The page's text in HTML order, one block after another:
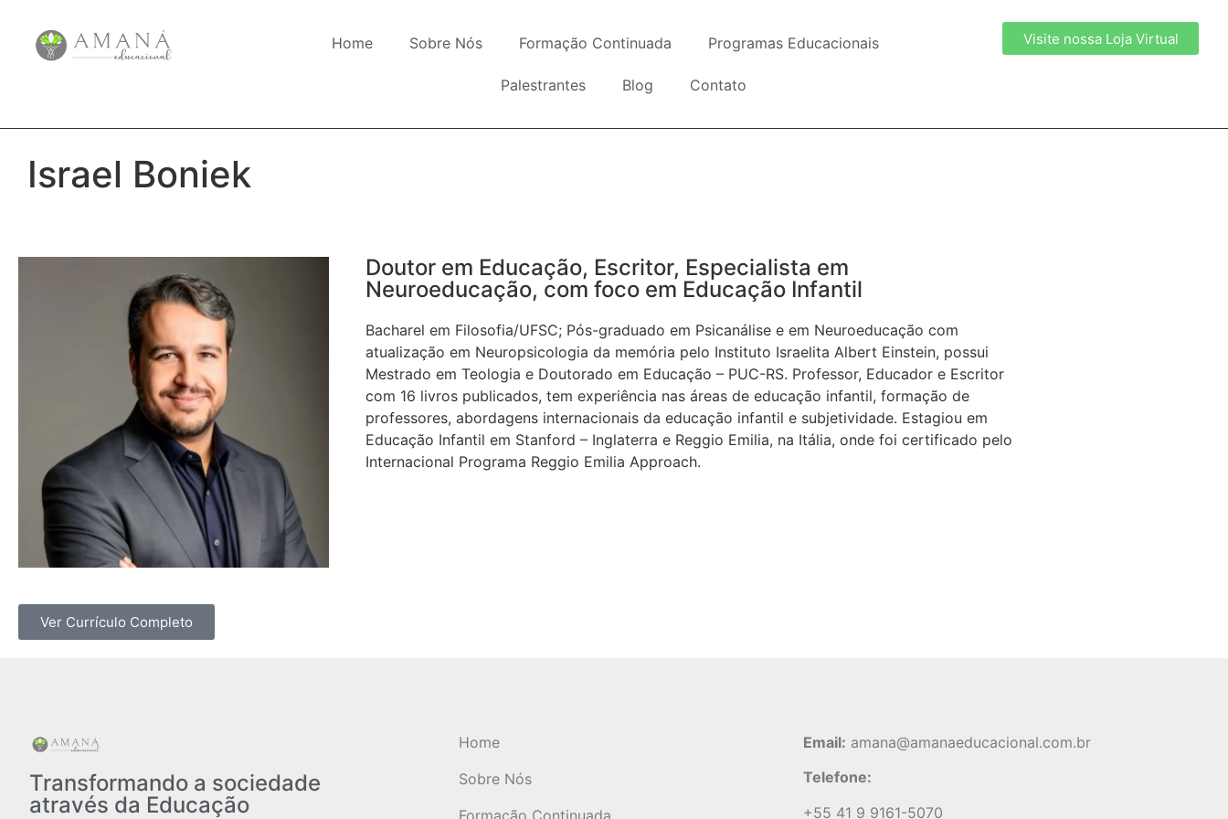
Home Sobre Nós Formação Continuada Programas Educacionais
Palestrantes Blog Contato
Visite nossa Loja Virtual
Israel Boniek
Ver Currículo Completo
Doutor em Educação, Escritor, Especialista em
Neuroeducação, com foco em Educação Infantil
Bacharel em Filosofia/UFSC; Pós-graduado em Psicanálise e em Neuroeducação com
atualização em Neuropsicologia da memória pelo Instituto Israelita Albert Einstein, possui
Mestrado em Teologia e Doutorado em Educação – PUC-RS. Professor, Educador e Escritor
com 16 livros publicados, tem experiência nas áreas de educação infantil, formação de
professores, abordagens internacionais da educação infantil e subjetividade. Estagiou em
Educação Infantil em Stanford – Inglaterra e Reggio Emilia, na Itália, onde foi certificado pelo
Internacional Programa Reggio Emilia Approach.
Transformando a sociedade
através da Educação
Home
Sobre Nós
Formação Continuada
Email: amana@amanaeducacional.com.br
Telefone:
+55 41 9 9161-5070